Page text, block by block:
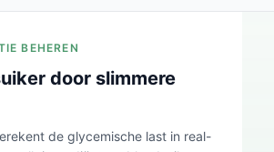
BEHEREN
door slimmere
de glycemische last in real-